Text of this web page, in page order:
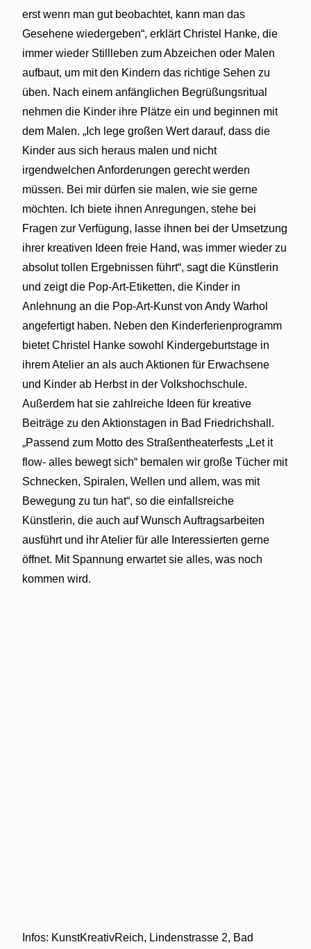
erst wenn man gut beobachtet, kann man das
Gesehene wiedergeben“, erklärt Christel Hanke, die
immer wieder Stillleben zum Abzeichen oder Malen
aufbaut, um mit den Kindern das richtige Sehen zu
üben. Nach einem anfänglichen Begrüßungsritual
nehmen die Kinder ihre Plätze ein und beginnen mit
dem Malen. „Ich lege großen Wert darauf, dass die
Kinder aus sich heraus malen und nicht
irgendwelchen Anforderungen gerecht werden
müssen. Bei mir dürfen sie malen, wie sie gerne
möchten. Ich biete ihnen Anregungen, stehe bei
Fragen zur Verfügung, lasse ihnen bei der Umsetzung
ihrer kreativen Ideen freie Hand, was immer wieder zu
absolut tollen Ergebnissen führt“, sagt die Künstlerin
und zeigt die Pop-Art-Etiketten, die Kinder in
Anlehnung an die Pop-Art-Kunst von Andy Warhol
angefertigt haben. Neben den Kinderferienprogramm
bietet Christel Hanke sowohl Kindergeburtstage in
ihrem Atelier an als auch Aktionen für Erwachsene
und Kinder ab Herbst in der Volkshochschule.
Außerdem hat sie zahlreiche Ideen für kreative
Beiträge zu den Aktionstagen in Bad Friedrichshall.
„Passend zum Motto des Straßentheaterfests „Let it
flow- alles bewegt sich“ bemalen wir große Tücher mit
Schnecken, Spiralen, Wellen und allem, was mit
Bewegung zu tun hat“, so die einfallsreiche
Künstlerin, die auch auf Wunsch Auftragsarbeiten
ausführt und ihr Atelier für alle Interessierten gerne
öffnet. Mit Spannung erwartet sie alles, was noch
kommen wird.
Infos: KunstKreativReich, Lindenstrasse 2, Bad